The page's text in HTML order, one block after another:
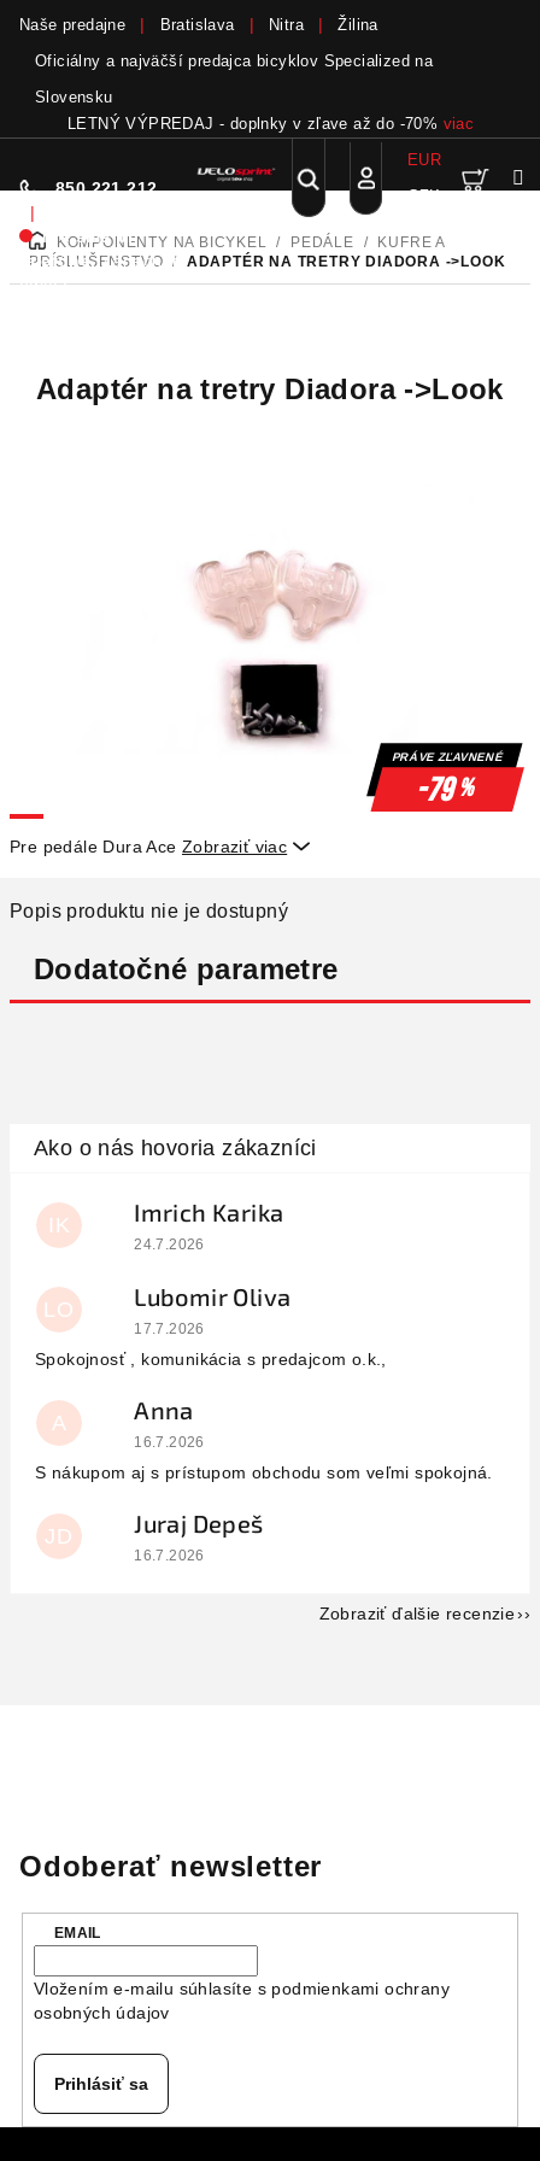
obsah
Naše predajne Bratislava Nitra
Žilina
Oficiálny a najväčší predajca bicyklov Specialized na
Slovensku
LETNÝ VÝPREDAJ - doplnky v zľave až do -70% viac
850 221 212
|
Nie sme pri
telefóne.Zanechať
odkaz
Hľadať
Prihlásenie
EUR
CZK
DOMOVKOMPONENTY NA BICYKEL / PEDÁLE /
KUFRE A
PRÍSLUŠENSTVO / ADAPTÉR NA TRETRY DIADORA ->LOOK
Pre pedále Dura Ace Zobraziť viac 
Adaptér na tretry Diadora ->Look
PRÁVE ZĽAVNENÉ
-79%
Popis produktu nie je dostupný
Dodatočné parametre
IK Imrich Karika
Hodnotenie obchodu je 5 z 5 hviezdičiek.
24.7.2026
LO Lubomir Oliva
Hodnotenie obchodu je 5 z 5 hviezdičiek.
17.7.2026
Spokojnosť , komunikácia s predajcom o.k.,
A Anna
Hodnotenie obchodu je 5 z 5 hviezdičiek.
16.7.2026
S nákupom aj s prístupom obchodu som veľmi spokojná.
JD Juraj Depeš
Hodnotenie obchodu je 5 z 5 hviezdičiek.
16.7.2026
Zobraziť ďalšie recenzie
Odoberať newsletter
EMAIL
Vložením e-mailu súhlasíte s podmienkami ochrany
osobných údajov
Prihlásiť sa